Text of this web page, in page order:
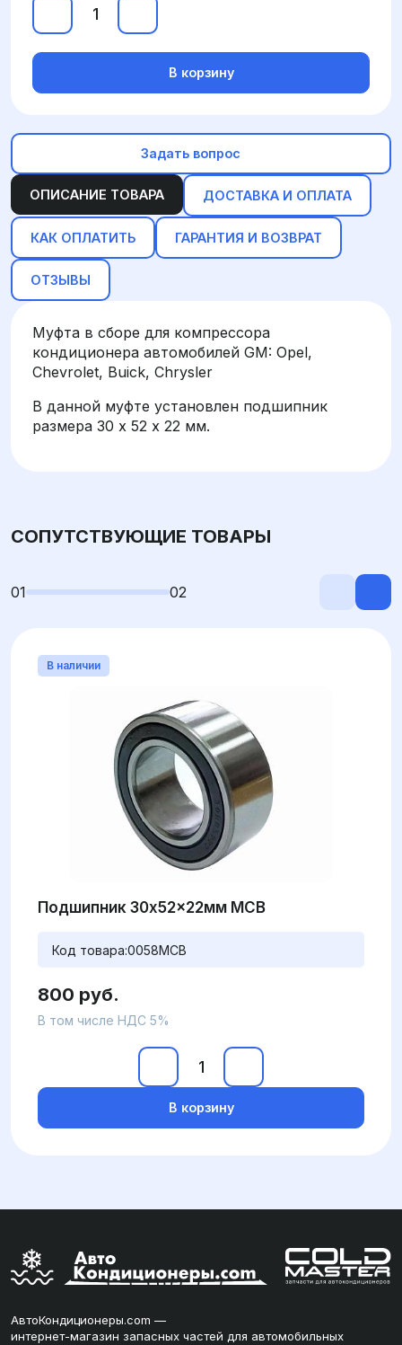
ОПИСАНИЕ ТОВАРА ДОСТАВКА И ОПЛАТА
КАК ОПЛАТИТЬ ГАРАНТИЯ И ВОЗВРАТ
ОТЗЫВЫ
Муфта в сборе для компрессора
кондиционера автомобилей GM: Opel,
Chevrolet, Buick, Chrysler
В данной муфте установлен подшипник
размера 30 х 52 х 22 мм.
В корзину
Задать вопрос
СОПУТСТВУЮЩИЕ ТОВАРЫ
01 02
В наличии
Подшипник 30x52x22мм MCB
Код товара:0058MCB
800 руб.
В том числе НДС 5%
В корзину
АвтоКондиционеры.com —
интернет-магазин запасных частей для автомобильных